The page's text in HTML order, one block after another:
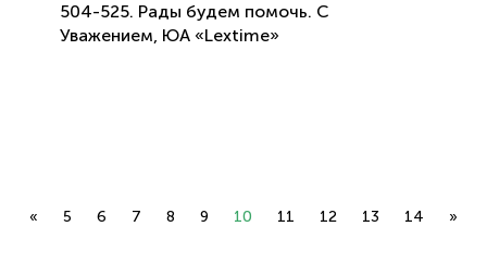
504-525. Рады будем помочь. С
Уважением, ЮА «Lextime»
« 5 6 7 8 9 10 11 12 13 14 »